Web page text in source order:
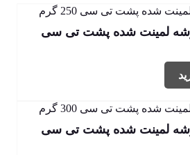
لمینت شده پشت تی سی
لمینت شده پشت تی سی